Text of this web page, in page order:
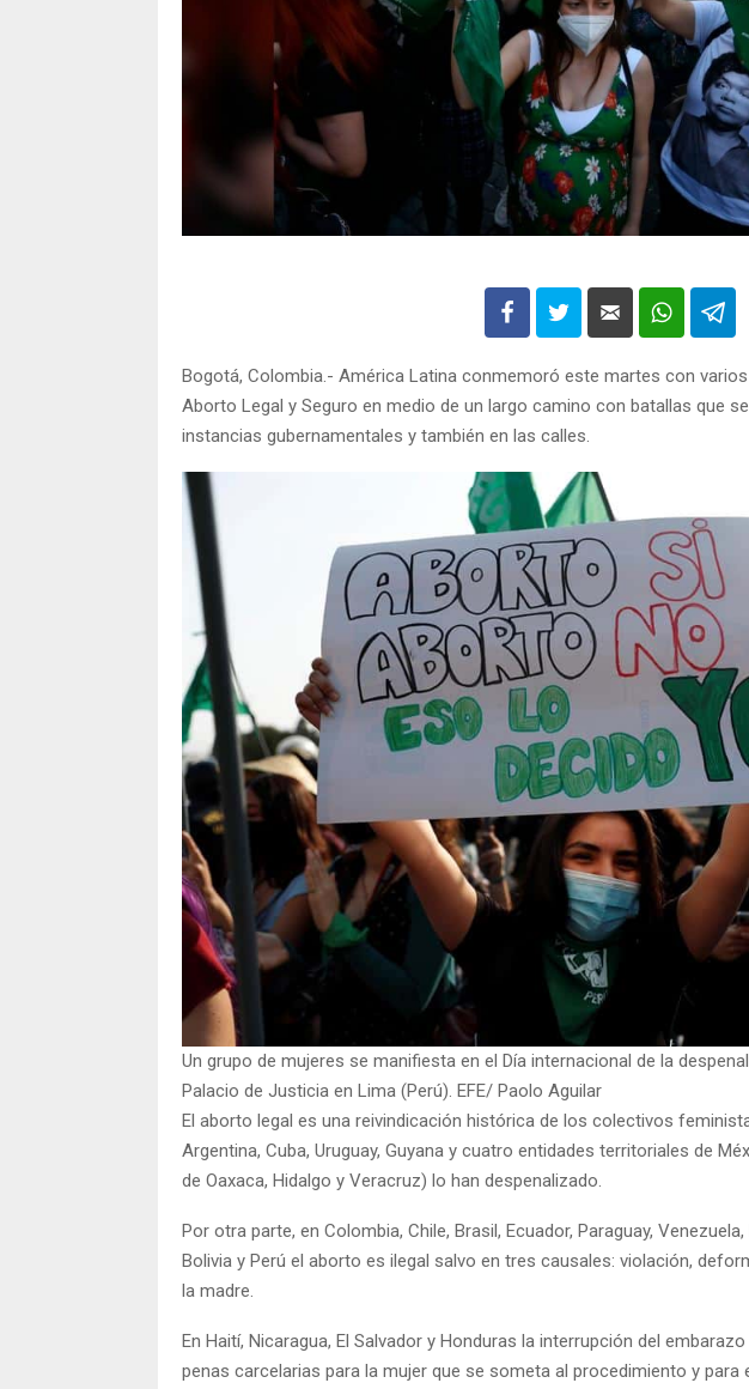
Bogotá, Colombia.- América Latina conmemoró este martes con
Aborto Legal y Seguro en medio de un largo camino con batallas que
instancias gubernamentales y también en las calles.
Un grupo de mujeres se manifiesta en el Día internacional de la
Palacio de Justicia en Lima (Perú). EFE/ Paolo Aguilar
El aborto legal es una reivindicación histórica de los colectivos
Argentina, Cuba, Uruguay, Guyana y cuatro entidades territoriales de
de Oaxaca, Hidalgo y Veracruz) lo han despenalizado.
Por otra parte, en Colombia, Chile, Brasil, Ecuador, Paraguay,
Bolivia y Perú el aborto es ilegal salvo en tres causales: violación,
la madre.
En Haití, Nicaragua, El Salvador y Honduras la interrupción del
penas carcelarias para la mujer que se someta al procedimiento y para